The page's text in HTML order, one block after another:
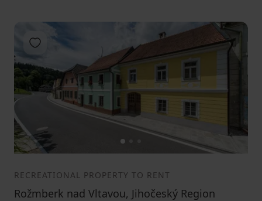
1
Add to favorites
RECREATIONAL PROPERTY TO RENT
Rožmberk nad Vltavou, Jihočeský Region